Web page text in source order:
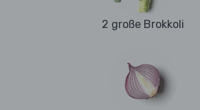
2 große Brokkoli